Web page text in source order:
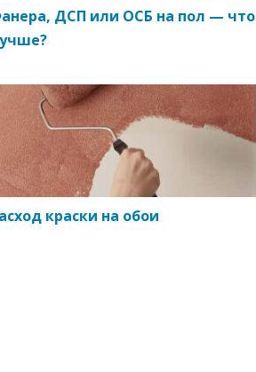
ДСП или ОСБ на пол — что
краски на обои